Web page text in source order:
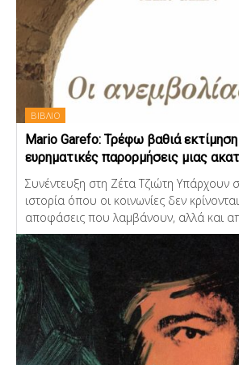
ΒΙΒΛΙΟ
Mario Garefo: Τρέφω βαθιά εκτίμηση
ευρηματικές παρορμήσεις μιας
Συνέντευξη στη Ζέτα Τζιώτη Υπάρχουν
ιστορία όπου οι κοινωνίες δεν
αποφάσεις που λαμβάνουν, αλλά και